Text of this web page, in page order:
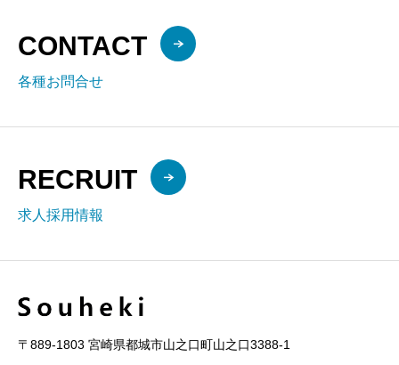
CONTACT
各種お問合せ
RECRUIT
求人採用情報
〒889-1803 宮崎県都城市山之口町山之口3388-1